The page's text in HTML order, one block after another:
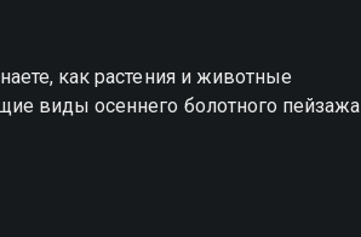
как растения и животные
виды осеннего болотного пейзажа